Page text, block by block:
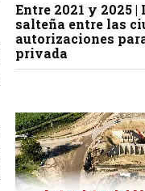
Entre 2021 y 2025
salteña entre las
autorizaciones
privada